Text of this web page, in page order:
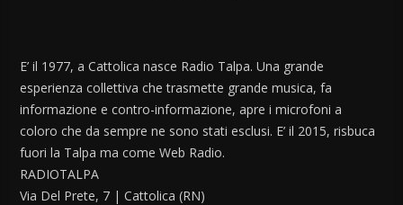
E’ il 1977, a Cattolica nasce Radio Talpa. Una grande
esperienza collettiva che trasmette grande musica, fa
informazione e contro-informazione, apre i microfoni a
coloro che da sempre ne sono stati esclusi. E’ il 2015, risbuca
fuori la Talpa ma come Web Radio.
RADIOTALPA
Via Del Prete, 7 | Cattolica (RN)